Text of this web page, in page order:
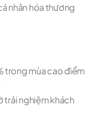
nhân hóa thương
trong mùa cao điểm
trải nghiệm khách